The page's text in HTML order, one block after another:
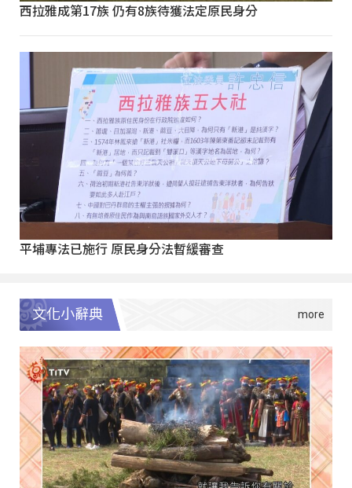
西拉雅成第17族 仍有8族待獲法定原民身分
平埔專法已施行 原民身分法暫緩審查
文化小辭典